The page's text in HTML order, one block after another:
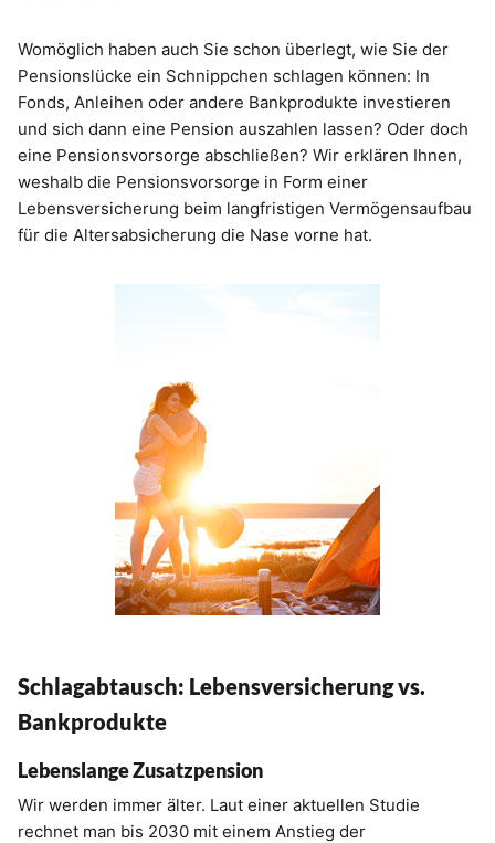
Womöglich haben auch Sie schon überlegt, wie Sie der
Pensionslücke ein Schnippchen schlagen können: In
Fonds, Anleihen oder andere Bankprodukte investieren
und sich dann eine Pension auszahlen lassen? Oder doch
eine Pensionsvorsorge abschließen? Wir erklären Ihnen,
weshalb die Pensionsvorsorge in Form einer
Lebensversicherung beim langfristigen Vermögensaufbau
für die Altersabsicherung die Nase vorne hat.
Schlagabtausch: Lebensversicherung vs.
Bankprodukte
Lebenslange Zusatzpension
Wir werden immer älter. Laut einer aktuellen Studie
rechnet man bis 2030 mit einem Anstieg der